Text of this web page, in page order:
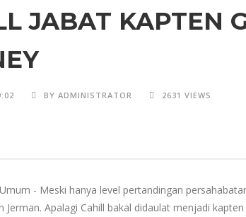
JABAT KAPTEN
BY ADMINISTRATOR 2631 VIEWS
- Meski hanya level pertandingan
Jerman. Apalagi Cahill bakal didaulat menjadi